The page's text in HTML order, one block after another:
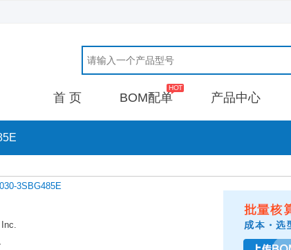
首 页 BOM配单 产品中心
3SBG485E